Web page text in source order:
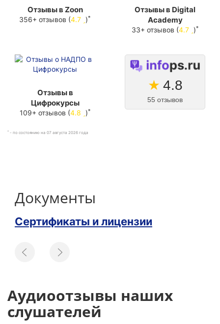
Отзывы в Zoon
356+ отзывов (4.7 )*
Отзывы в Digital
Academy
33+ отзывов (4.7 )*
Отзывы в
Цифрокурсы
109+ отзывов (4.8 )*
★ 4.8
55 отзывов
* - по состоянию на 07 августа 2026 года
Документы
Сертификаты и лицензии
Аудиоотзывы наших
слушателей